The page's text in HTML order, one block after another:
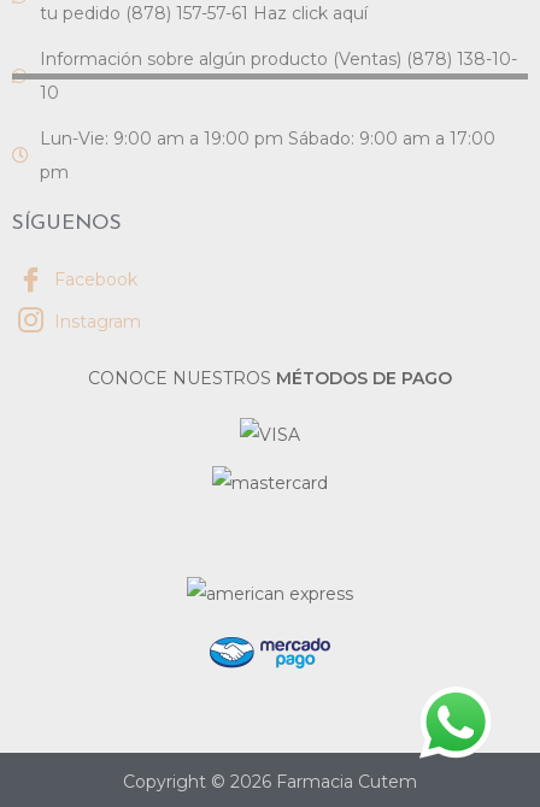
tu pedido (878) 157-57-61 Haz click aquí
Información sobre algún producto (Ventas) (878) 138-10-
10
Lun-Vie: 9:00 am a 19:00 pm Sábado: 9:00 am a 17:00
pm
SÍGUENOS
Facebook
Instagram
CONOCE NUESTROS MÉTODOS DE PAGO
Copyright © 2026 Farmacia Cutem